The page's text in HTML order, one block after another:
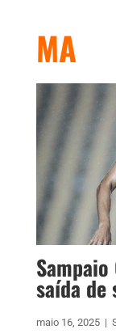
MA
saída de
maio 16, 2025 |